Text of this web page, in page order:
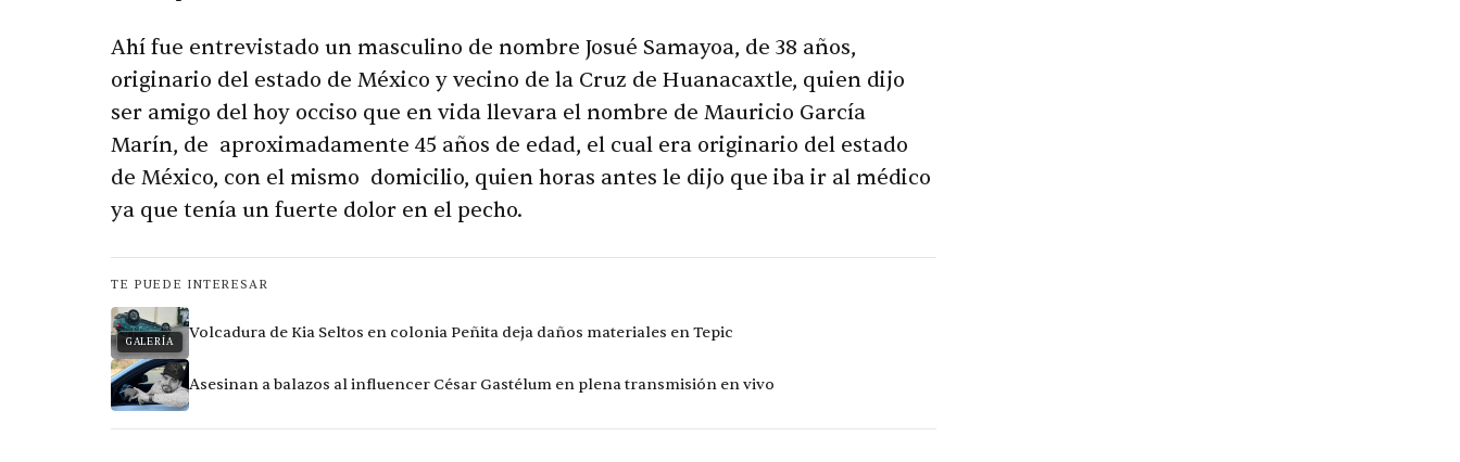
Ahí fue entrevistado un masculino de nombre Josué Samayoa, de 38 años,
originario del estado de México y vecino de la Cruz de Huanacaxtle, quien dijo
ser amigo del hoy occiso que en vida llevara el nombre de Mauricio García
Marín, de aproximadamente 45 años de edad, el cual era originario del estado
de México, con el mismo domicilio, quien horas antes le dijo que iba ir al médico
ya que tenía un fuerte dolor en el pecho.
TE PUEDE INTERESAR
GALERÍA Volcadura de Kia Seltos en colonia Peñita deja daños materiales en Tepic
Asesinan a balazos al influencer César Gastélum en plena transmisión en vivo